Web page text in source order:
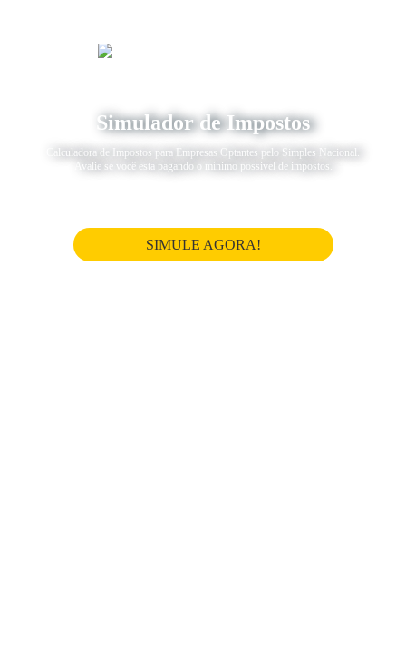
Simulador de Impostos
Calculadora de Impostos para Empresas Optantes pelo Simples Nacional.
Avalie se você esta pagando o mínimo possivel de impostos.
SIMULE AGORA!